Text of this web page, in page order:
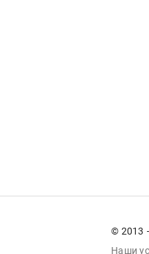
© 2013
Наши